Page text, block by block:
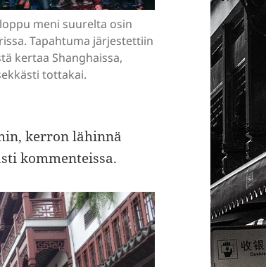
meni suurelta osin
Tapahtuma järjestettiin
kertaa Shanghaissa,
tottakai.
kerron lähinnä
kommenteissa.